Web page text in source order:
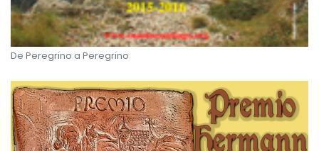
De Peregrino a Peregrino